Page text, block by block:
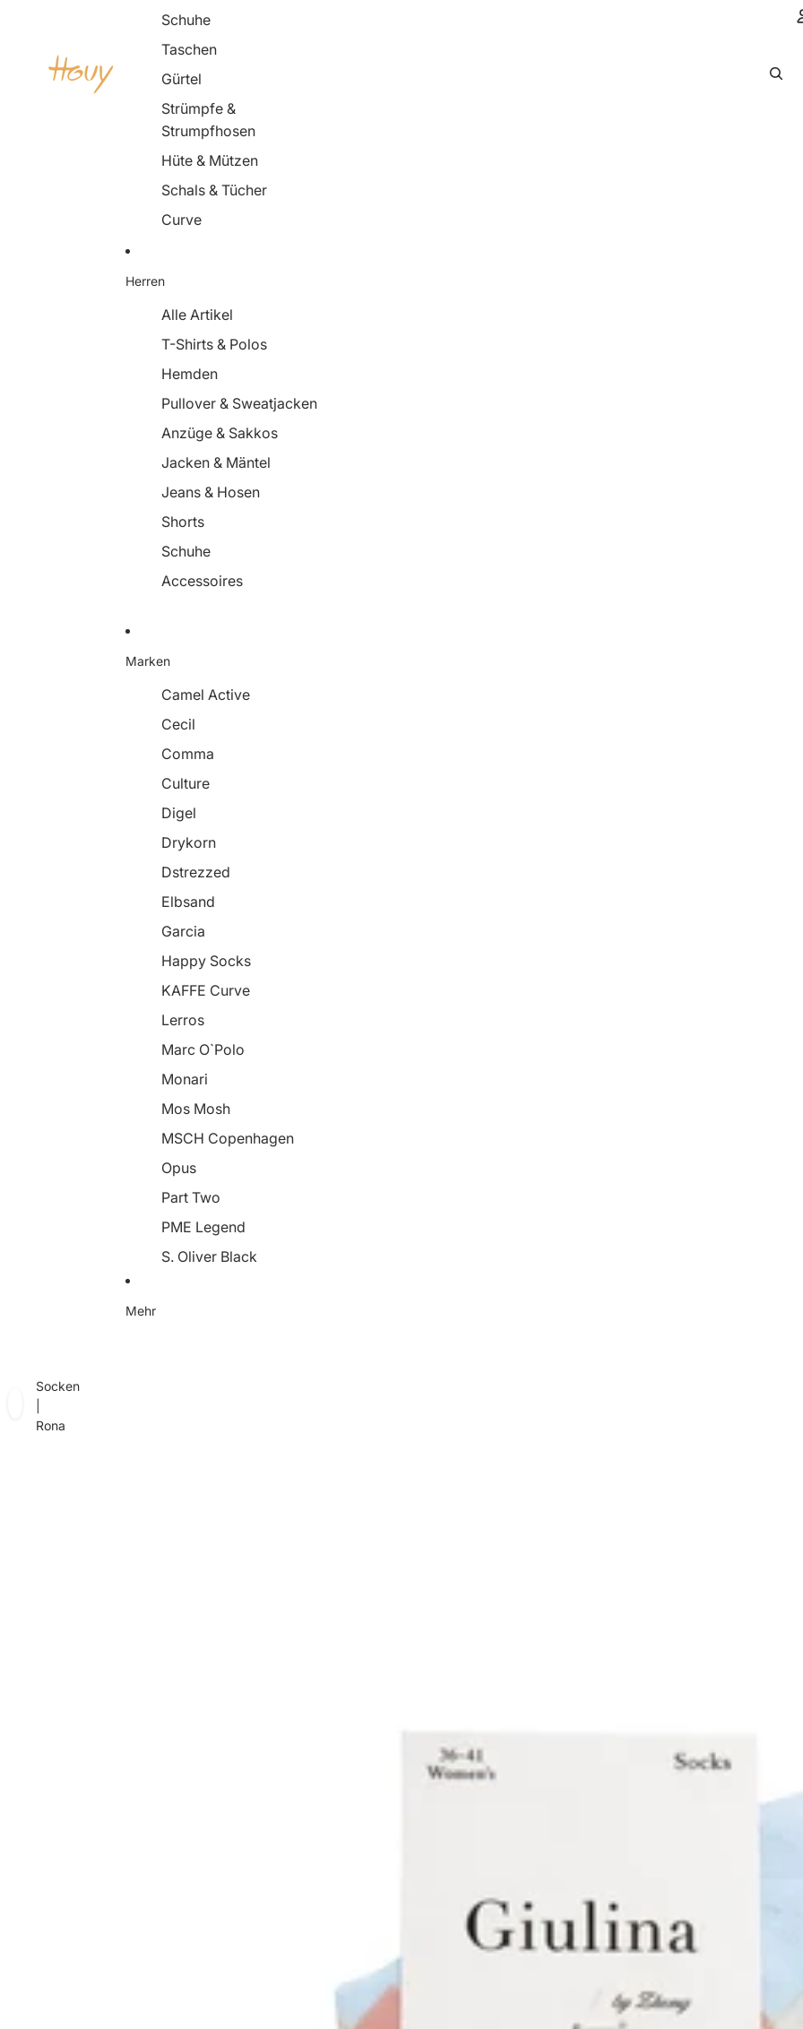
Schuhe
Taschen
Gürtel
Strümpfe &
Strumpfhosen
Hüte & Mützen
Schals & Tücher
Curve
Herren
Alle Artikel
T-Shirts & Polos
Hemden
Pullover & Sweatjacken
Anzüge & Sakkos
Jacken & Mäntel
Jeans & Hosen
Shorts
Schuhe
Accessoires
Marken
Camel Active
Cecil
Comma
Culture
Digel
Drykorn
Dstrezzed
Elbsand
Garcia
Happy Socks
KAFFE Curve
Lerros
Marc O`Polo
Monari
Mos Mosh
MSCH Copenhagen
Opus
Part Two
PME Legend
S. Oliver Black
Mehr
Socken
Rona